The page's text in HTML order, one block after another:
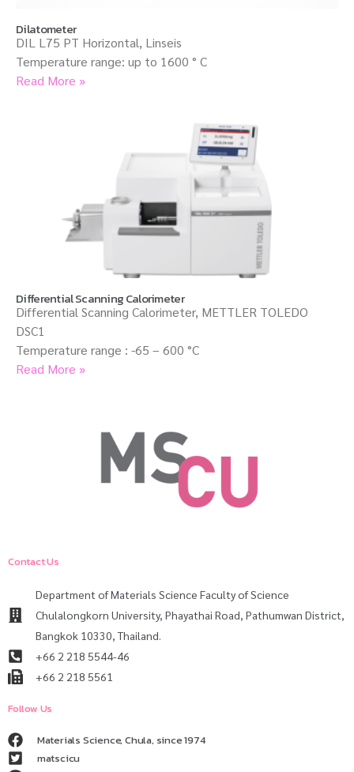
Dilatometer
DIL L75 PT Horizontal, Linseis
Temperature range: up to 1600 ° C
Read More »
Differential Scanning Calorimeter
Differential Scanning Calorimeter, METTLER TOLEDO
DSC1
Temperature range : -65 – 600 °C
Read More »
Contact Us
Department of Materials Science Faculty of Science
Chulalongkorn University, Phayathai Road, Pathumwan District,
Bangkok 10330, Thailand.
+66 2 218 5544-46
+66 2 218 5561
Follow Us
Materials Science, Chula, since 1974
matscicu